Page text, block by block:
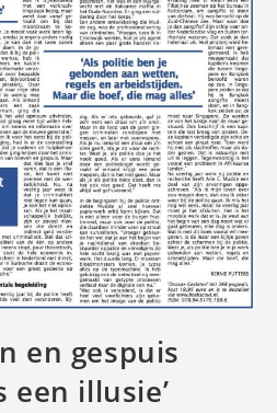
en gespuis
een illusie’